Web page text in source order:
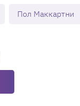
Пол Маккартни